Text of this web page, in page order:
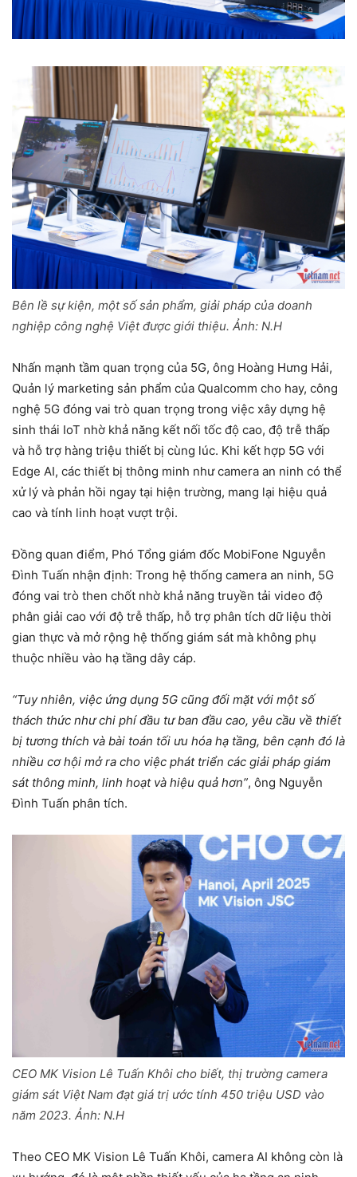
Bên lề sự kiện, một số sản phẩm, giải pháp của doanh
nghiệp công nghệ Việt được giới thiệu. Ảnh: N.H
Nhấn mạnh tầm quan trọng của 5G, ông Hoàng Hưng Hải,
Quản lý marketing sản phẩm của Qualcomm cho hay, công
nghệ 5G đóng vai trò quan trọng trong việc xây dựng hệ
sinh thái IoT nhờ khả năng kết nối tốc độ cao, độ trễ thấp
và hỗ trợ hàng triệu thiết bị cùng lúc. Khi kết hợp 5G với
Edge AI, các thiết bị thông minh như camera an ninh có thể
xử lý và phản hồi ngay tại hiện trường, mang lại hiệu quả
cao và tính linh hoạt vượt trội.
Đồng quan điểm, Phó Tổng giám đốc MobiFone Nguyễn
Đình Tuấn nhận định: Trong hệ thống camera an ninh, 5G
đóng vai trò then chốt nhờ khả năng truyền tải video độ
phân giải cao với độ trễ thấp, hỗ trợ phân tích dữ liệu thời
gian thực và mở rộng hệ thống giám sát mà không phụ
thuộc nhiều vào hạ tầng dây cáp.
“Tuy nhiên, việc ứng dụng 5G cũng đối mặt với một số
thách thức như chi phí đầu tư ban đầu cao, yêu cầu về thiết
bị tương thích và bài toán tối ưu hóa hạ tầng, bên cạnh đó là
nhiều cơ hội mở ra cho việc phát triển các giải pháp giám
sát thông minh, linh hoạt và hiệu quả hơn”, ông Nguyễn
Đình Tuấn phân tích.
CEO MK Vision Lê Tuấn Khôi cho biết, thị trường camera
giám sát Việt Nam đạt giá trị ước tính 450 triệu USD vào
năm 2023. Ảnh: N.H
Theo CEO MK Vision Lê Tuấn Khôi, camera AI không còn là